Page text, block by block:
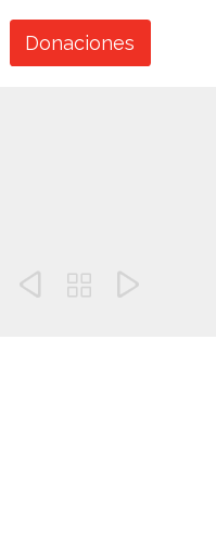
Donaciones
  